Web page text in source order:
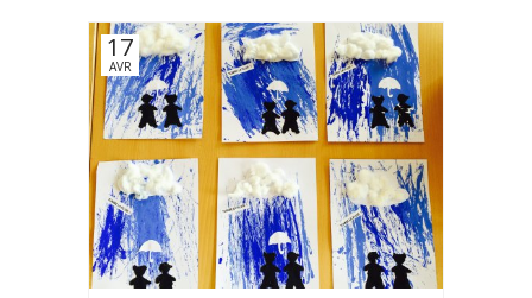
17
AVR